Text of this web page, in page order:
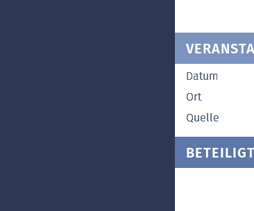
Datum
Ort
Quelle